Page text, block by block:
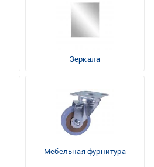
Зеркала
Мебельная фурнитура